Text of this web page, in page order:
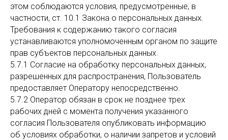
этом соблюдаются условия, предусмотренные, в
частности, ст. 10.1 Закона о персональных данных.
Требования к содержанию такого согласия
устанавливаются уполномоченным органом по защите
прав субъектов персональных данных.
5.7.1 Согласие на обработку персональных данных,
разрешенных для распространения, Пользователь
предоставляет Оператору непосредственно.
5.7.2 Оператор обязан в срок не позднее трех
рабочих дней с момента получения указанного
согласия Пользователя опубликовать информацию
об условиях обработки, о наличии запретов и условий